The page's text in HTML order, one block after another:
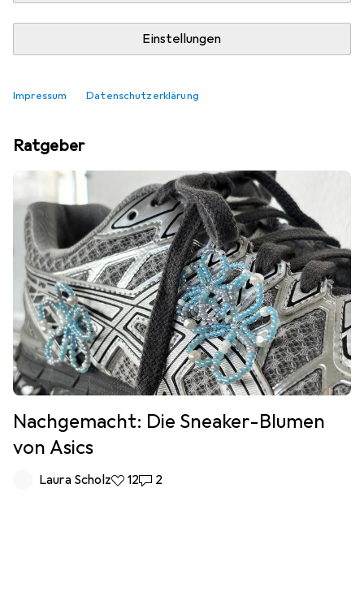
Einstellungen
Impressum Datenschutzerklärung
Top bewertete Zubehör
Ratgeber
Nachgemacht: Die Sneaker-Blumen
von Asics
Laura Scholz12 Likes
122 Kommentare
2